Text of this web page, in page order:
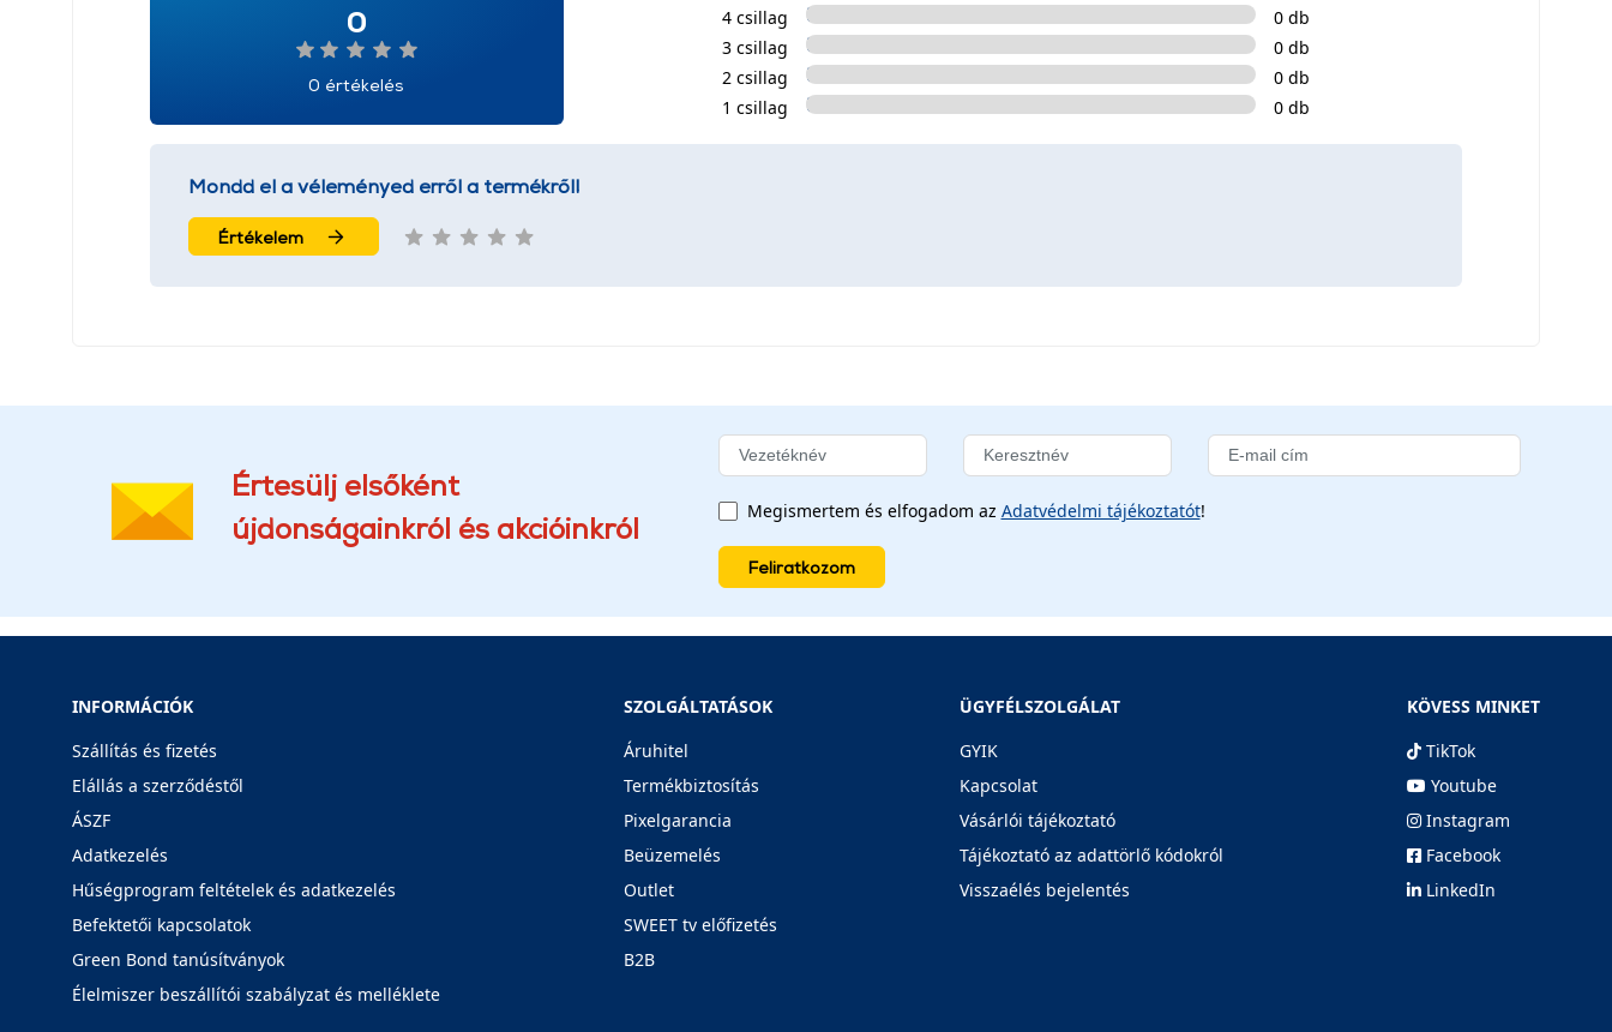
0
0 értékelés
4 csillag
0 db
3 csillag
0 db
2 csillag
0 db
1 csillag
0 db
Mondd el a véleményed erről a termékről!
Értékelem
Értesülj elsőként
újdonságainkról és akcióinkról
Megismertem és elfogadom az Adatvédelmi tájékoztatót!
Feliratkozom
INFORMÁCIÓK
Szállítás és fizetés
Elállás a szerződéstől
ÁSZF
Adatkezelés
Hűségprogram feltételek és adatkezelés
Befektetői kapcsolatok
Green Bond tanúsítványok
Élelmiszer beszállítói szabályzat és melléklete
SZOLGÁLTATÁSOK
Áruhitel
Termékbiztosítás
Pixelgarancia
Beüzemelés
Outlet
SWEET tv előfizetés
B2B
ÜGYFÉLSZOLGÁLAT
GYIK
Kapcsolat
Vásárlói tájékoztató
Tájékoztató az adattörlő kódokról
Visszaélés bejelentés
KÖVESS MINKET
TikTok
Youtube
Instagram
Facebook
LinkedIn